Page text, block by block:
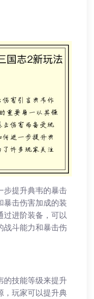
步提升典韦的暴击
暴击伤害加成的装
过进阶装备，可以
战斗能力和暴击伤
的技能等级来提升
，玩家可以提升典